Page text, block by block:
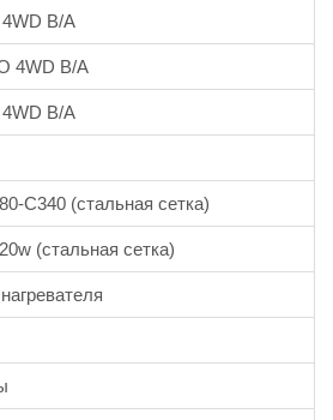
В/A
4WD В/A
В/A
C340 (стальная сетка)
(стальная сетка)